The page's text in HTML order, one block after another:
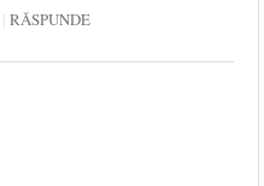
RĂSPUNDE